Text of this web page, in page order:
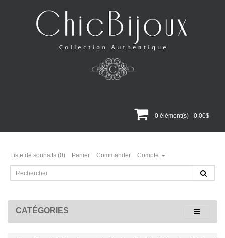
0 élément(s) - 0,00$
Liste de souhaits (0) Panier Commander Compte
CATÉGORIES